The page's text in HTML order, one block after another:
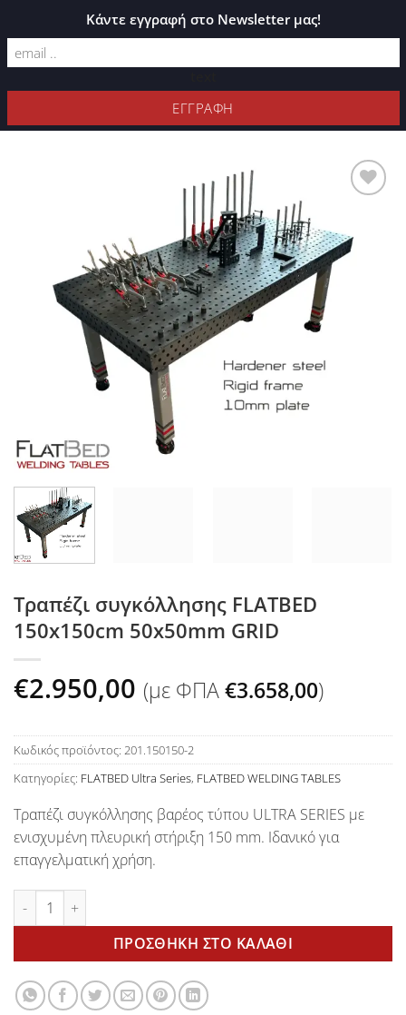
ΚΑΤΆΛΟΓΟΣ PLEXIGLASS
ΦΊΛΤΡΑ
στη Λίστα
Επιθυμιών
Τραπέζι συγκόλλησης FLATBED
150x150cm 50x50mm GRID
€2.950,00 (με ΦΠΑ€3.658,00)
Κωδικός προϊόντος: 201.150150-2
Κατηγορίες: FLATBED Ultra Series, FLATBED WELDING TABLES
Tραπέζι συγκόλλησης βαρέος τύπου ULTRA SERIES με
ενισχυμένη πλευρική στήριξη 150 mm. Ιδανικό για
επαγγελματική χρήση.
Τραπέζι συγκόλλησης FLATBED 150x150cm 50x50mm GRID
ΠΡΟΣΘΉΚΗ ΣΤΟ ΚΑΛΆΘΙ
Κάντε εγγραφή στο Newsletter μας!